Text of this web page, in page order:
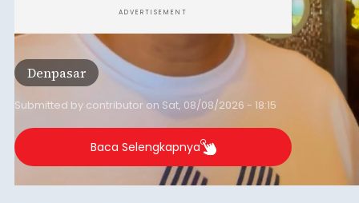
ADVERTISEMENT
Denpasar
Submitted by contributor on Sat, 08/08/2026 - 18:15
Baca Selengkapnya